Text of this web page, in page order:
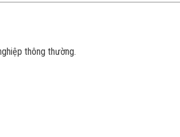
thông thường.